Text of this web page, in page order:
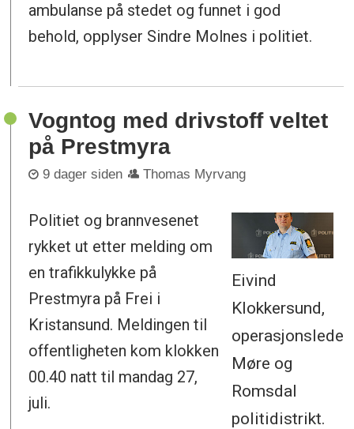
ambulanse på stedet og funnet i god
behold, opplyser Sindre Molnes i politiet.
Vogntog med drivstoff veltet
på Prestmyra
9 dager siden Thomas Myrvang
Eivind
Klokkersund,
operasjonsleder
Møre og
Romsdal
politidistrikt.
Politiet og brannvesenet
rykket ut etter melding om
en trafikkulykke på
Prestmyra på Frei i
Kristansund. Meldingen til
offentligheten kom klokken
00.40 natt til mandag 27,
juli.